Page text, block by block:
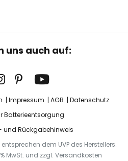
uns auch auf:
Impressum AGB
Datenschutz
Batterieentsorgung
und Rückgabehinweis
dem UVP des Herstellers.
MwSt. und zzgl. Versandkosten